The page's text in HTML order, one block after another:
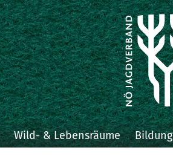
Wild- & Lebensräume Bildung